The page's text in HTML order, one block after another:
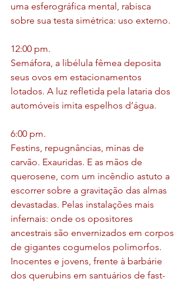
uma esferográfica mental, rabisca
sobre sua testa simétrica: uso externo.
12:00 pm.
Semáfora, a libélula fêmea deposita
seus ovos em estacionamentos
lotados. A luz refletida pela lataria dos
automóveis imita espelhos d’água.
6:00 pm.
Festins, repugnâncias, minas de
carvão. Exauridas. E as mãos de
querosene, com um incêndio astuto a
escorrer sobre a gravitação das almas
devastadas. Pelas instalações mais
infernais: onde os opositores
ancestrais são envernizados em corpos
de gigantes cogumelos polimorfos.
Inocentes e jovens, frente à barbárie
dos querubins em santuários de fast-